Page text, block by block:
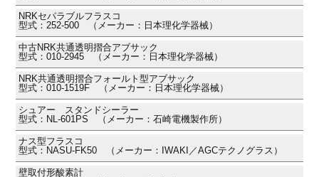
NRKセパラブルフラスコ
型式：252-500 （メーカー：日本理化学器械）
中古NRK共通透明摺合アブサック
型式：010-2945 （メーカー：日本理化学器械）
NRK共通透明摺合フォールト型アブサック
型式：010-1519F （メーカー：日本理化学器械）
シュアー スタンドシーラー
型式：NL-601PS （メーカー：石崎電機製作所）
ナス型フラスコ
型式：NASU-FK50 （メーカー：IWAKI／AGCテクノグラス）
壁取付形酸素計